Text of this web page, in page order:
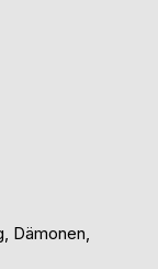
Dämonen,